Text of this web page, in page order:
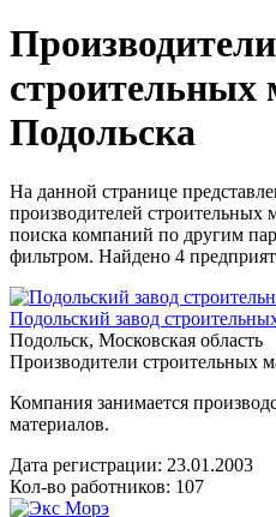
Производители
строительных
Подольска
На данной странице
производителей строительных
поиска компаний по другим
фильтром. Найдено 4
Подольский завод
Подольск, Московская область
Производители строительных
Компания занимается
материалов.
Дата регистрации: 23.01.2003
Кол-во работников: 107